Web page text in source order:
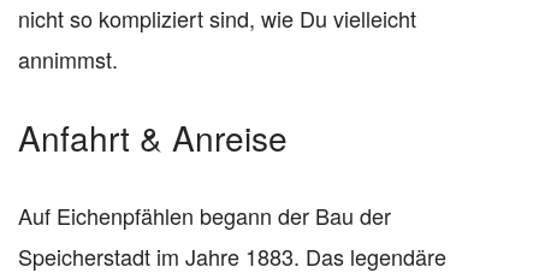
nicht so kompliziert sind, wie Du vielleicht
annimmst.
Anfahrt & Anreise
Auf Eichenpfählen begann der Bau der
Speicherstadt im Jahre 1883. Das legendäre